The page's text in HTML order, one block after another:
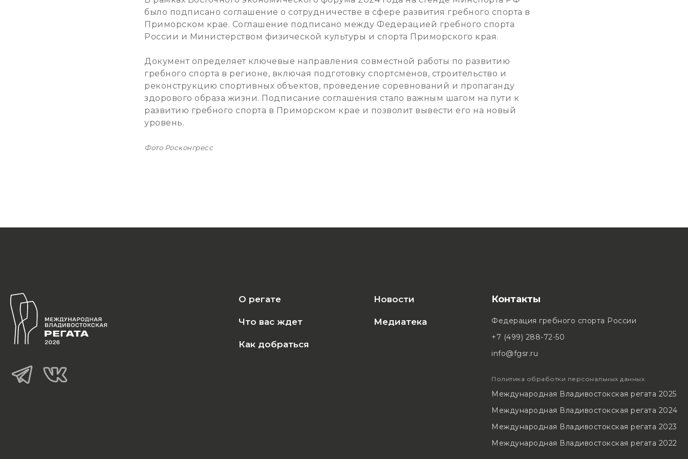
было подписано соглашение о сотрудничестве в сфере развития гребного спорта в
Приморском крае. Соглашение подписано между Федерацией гребного спорта
России и Министерством физической культуры и спорта Приморского края.
Документ определяет ключевые направления совместной работы по развитию
гребного спорта в регионе, включая подготовку спортсменов, строительство и
реконструкцию спортивных объектов, проведение соревнований и пропаганду
здорового образа жизни. Подписание соглашения стало важным шагом на пути к
развитию гребного спорта в Приморском крае и позволит вывести его на новый
уровень.
Фото Росконгресс
О регате
Что вас ждет
Как добраться
Новости
Медиатека
Контакты
Федерация гребного спорта России
+7 (499) 288-72-50
info@fgsr.ru
Политика обработки персональных данных
Международная Владивостокская регата 2025
Международная Владивостокская регата 2024
Международная Владивостокская регата 2023
Международная Владивостокская регата 2022